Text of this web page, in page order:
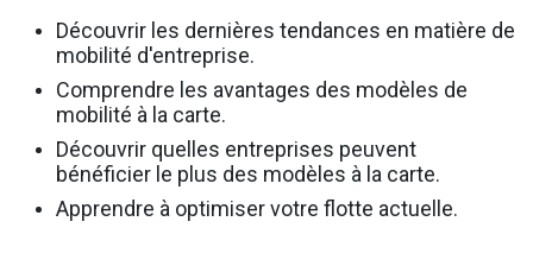
Découvrir les dernières tendances en matière de
mobilité d'entreprise.
Comprendre les avantages des modèles de
mobilité à la carte.
Découvrir quelles entreprises peuvent
bénéficier le plus des modèles à la carte.
Apprendre à optimiser votre flotte actuelle.